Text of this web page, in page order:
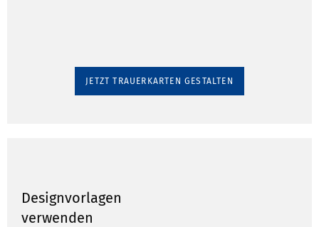
JETZT TRAUERKARTEN GESTALTEN
Designvorlagen
verwenden